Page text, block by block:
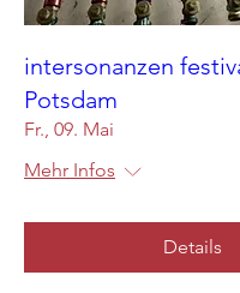
intersonanzen
Potsdam
Fr., 09. Mai
Mehr Infos
Details